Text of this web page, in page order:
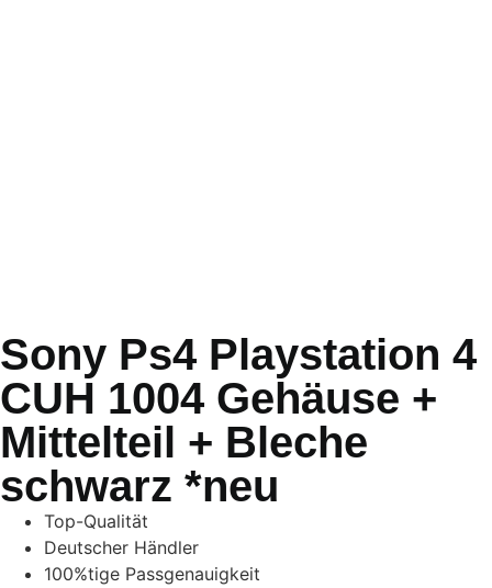
Sony Ps4 Playstation 4
CUH 1004 Gehäuse +
Mittelteil + Bleche
schwarz *neu
Top-Qualität
Deutscher Händler
100%tige Passgenauigkeit